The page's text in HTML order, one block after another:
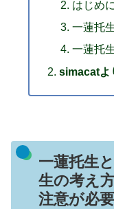
はじめに
一蓮托
一蓮托
simacatよ
一蓮托生
生の考え
注意が必